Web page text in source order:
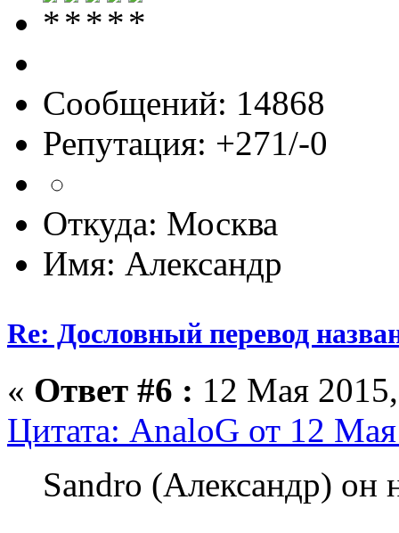
Сообщений: 14868
Репутация: +271/-0
Откуда: Москва
Имя: Александр
Re: Дословный перевод
« Ответ #6 : 12 Мая
Цитата: AnaloG от 12
Sandro (Александр) он